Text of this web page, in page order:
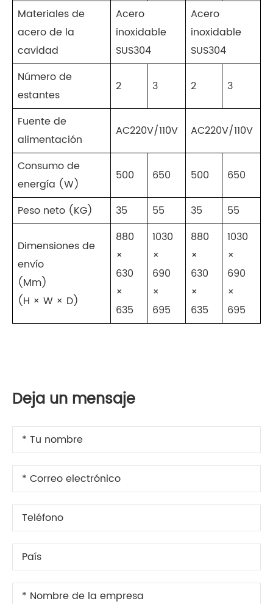
Materiales de
acero de la
cavidad
Acero
inoxidable
SUS304
Acero
inoxidable
SUS304
Número de
estantes
2 3 2 3
Fuente de
alimentación
AC220V/110V AC220V/110V
Consumo de
energía (W)
500 650 500 650
Peso neto (KG) 35 55 35 55
Dimensiones de
envío
(Mm)
(H × W × D)
880
×
630
×
635
1030
×
690
×
695
880
×
630
×
635
1030
×
690
×
695
Deja un mensaje